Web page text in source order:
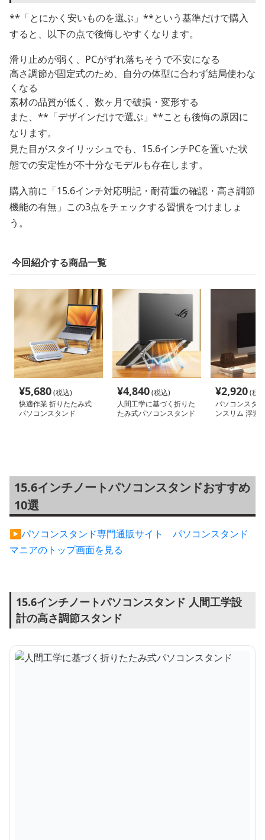
**「とにかく安いものを選ぶ」**という基準だけで購入
すると、以下の点で後悔しやすくなります。
滑り止めが弱く、PCがずれ落ちそうで不安になる
高さ調節が固定式のため、自分の体型に合わず結局使わな
くなる
素材の品質が低く、数ヶ月で破損・変形する
また、**「デザインだけで選ぶ」**ことも後悔の原因に
なります。
見た目がスタイリッシュでも、15.6インチPCを置いた状
態での安定性が不十分なモデルも存在します。
購入前に「15.6インチ対応明記・耐荷重の確認・高さ調節
機能の有無」この3点をチェックする習慣をつけましょ
う。
今回紹介する商品一覧
¥5,680(税込)
快適作業 折りたたみ式
パソコンスタンド
¥4,840(税込)
人間工学に基づく折りた
たみ式パソコンスタンド
¥2,920(税
パソコンスタ
ンスリム 浮遊
15.6インチノートパソコンスタンドおすすめ
10選
▶︎パソコンスタンド専門通販サイト パソコンスタンド
マニアのトップ画面を見る
15.6インチノートパソコンスタンド 人間工学設
計の高さ調節スタンド